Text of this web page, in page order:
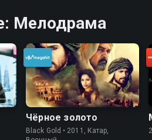
Мелодрама
Чёрное золото
Black Gold • 2011, Катар,